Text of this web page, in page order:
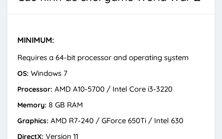
MINIMUM:
Requires a 64-bit processor and operating system
OS: Windows 7
Processor: AMD A10-5700 / Intel Core i3-3220
Memory: 8 GB RAM
Graphics: AMD R7-240 / GForce 650Ti / Intel 630
DirectX: Version 11